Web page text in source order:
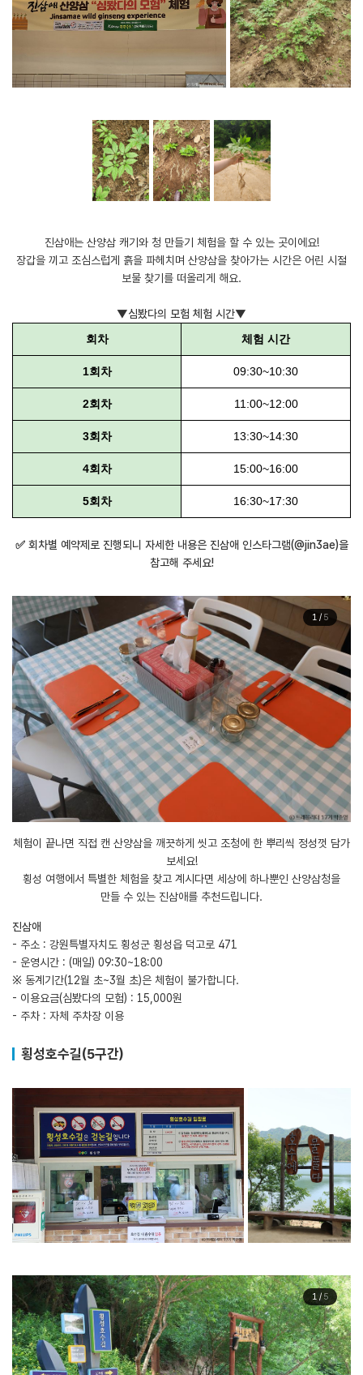
진삼애는 산양삼 캐기와 청 만들기 체험을 할 수 있는 곳이에요!
장갑을 끼고 조심스럽게 흙을 파헤치며 산양삼을 찾아가는 시간은 어린 시절
보물 찾기를 떠올리게 해요.
▼심봤다의 모험 체험 시간▼
회차
체험 시간
1회차 09:30~10:30
2회차 11:00~12:00
3회차 13:30~14:30
4회차 15:00~16:00
5회차 16:30~17:30
✅ 회차별 예약제로 진행되니 자세한 내용은 진삼애 인스타그램(@jin3ae)을
참고해 주세요!
1/ 5
체험이 끝나면 직접 캔 산양삼을 깨끗하게 씻고 조청에 한 뿌리씩 정성껏 담가
보세요!
횡성 여행에서 특별한 체험을 찾고 계시다면 세상에 하나뿐인 산양삼청을
만들 수 있는 진삼애를 추천드립니다.
진삼애
- 주소 : 강원특별자치도 횡성군 횡성읍 덕고로 471
- 운영시간 : (매일) 09:30~18:00
※ 동계기간(12월 초~3월 초)은 체험이 불가합니다.
- 이용요금(심봤다의 모험) : 15,000원
- 주차 : 자체 주차장 이용
횡성호수길(5구간)
1/ 5